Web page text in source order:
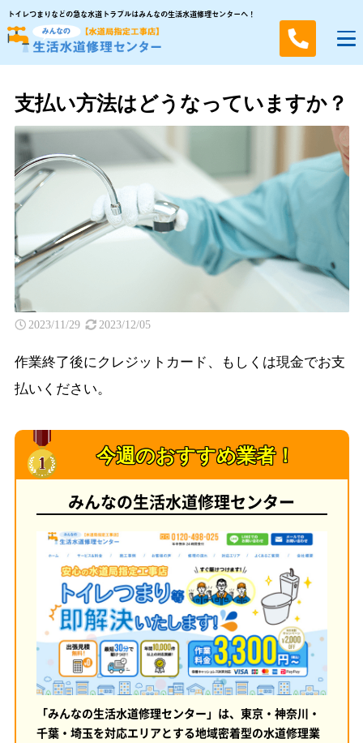
トイレつまりなどの急な水道トラブルはみんなの生活水道修理センターへ！
支払い方法はどうなっていますか？
2023/11/29 2023/12/05
作業終了後にクレジットカード、もしくは現金でお支
払いください。
今週のおすすめ業者！
みんなの生活水道修理センター
「みんなの生活水道修理センター」は、東京・神奈川・
千葉・埼玉を対応エリアとする地域密着型の水道修理業